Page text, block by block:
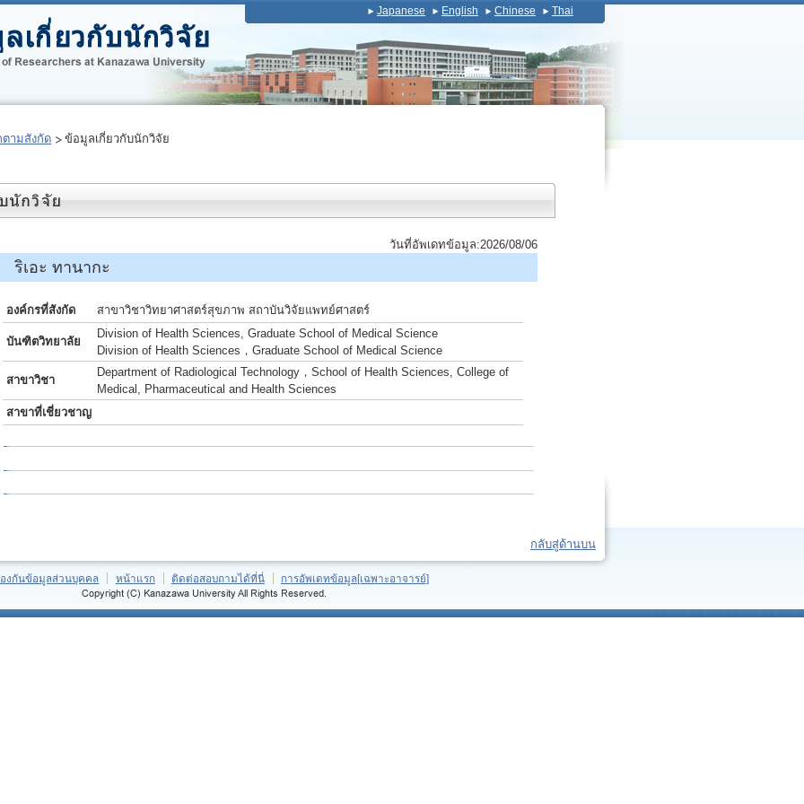
Japanese English Chinese Thai
ตามสังกัด ข้อมูลเกี่ยวกับนักวิจัย
วันที่อัพเดทข้อมูล:2026/08/06
ริเอะ ทานากะ
องค์กรที่สังกัด สาขาวิชาวิทยาศาสตร์สุขภาพ สถาบันวิจัยแพทย์ศาสตร์
บันฑิตวิทยาลัย
Division of Health Sciences, Graduate School of Medical Science
Division of Health Sciences，Graduate School of Medical Science
สาขาวิชา
Department of Radiological Technology，School of Health Sciences, College of
Medical, Pharmaceutical and Health Sciences
สาขาที่เชี่ยวชาญ
กลับสู่ด้านบน
งกันข้อมูลส่วนบุคคล หน้าแรก ติดต่อสอบถามได้ที่นี่ การอัพเดทข้อมูล[เฉพาะอาจารย์]